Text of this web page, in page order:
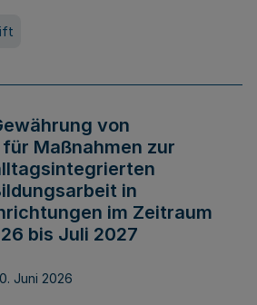
von
Maßnahmen zur
in
im Zeitraum
bis Juli 2027
Juni 2026